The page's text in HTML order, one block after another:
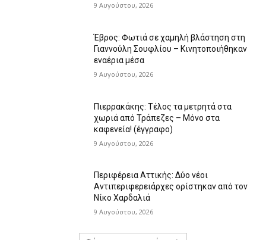
9 Αυγούστου, 2026
Έβρος: Φωτιά σε χαμηλή βλάστηση στη
Γιαννούλη Σουφλίου – Κινητοποιήθηκαν
εναέρια μέσα
9 Αυγούστου, 2026
Πιερρακάκης: Τέλος τα μετρητά στα
χωριά από Τράπεζες – Μόνο στα
καφενεία! (έγγραφο)
9 Αυγούστου, 2026
Περιφέρεια Αττικής: Δύο νέοι
Αντιπεριφερειάρχες ορίστηκαν από τον
Νίκο Χαρδαλιά
9 Αυγούστου, 2026